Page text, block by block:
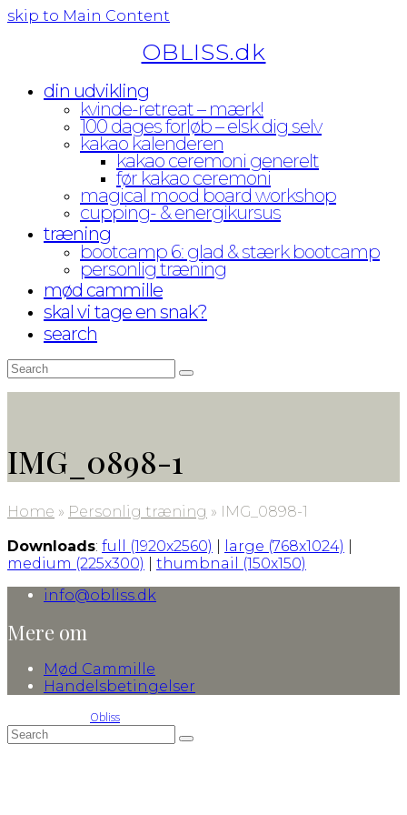
skip to Main Content
OBLISS.dk
din udvikling
kvinde-retreat – mærk!
100 dages forløb – elsk dig selv
kakao kalenderen
kakao ceremoni generelt
før kakao ceremoni
magical mood board workshop
cupping- & energikursus
træning
bootcamp 6: glad & stærk bootcamp
personlig træning
mød cammille
skal vi tage en snak?
search
Search
Submit
IMG_0898-1
Home » Personlig træning » IMG_0898-1
Downloads: full (1920x2560) large (768x1024)
medium (225x300)
thumbnail (150x150)
info@obliss.dk
Mere om
Mød Cammille
Handelsbetingelser
Obliss
Back
To
Search
Submit